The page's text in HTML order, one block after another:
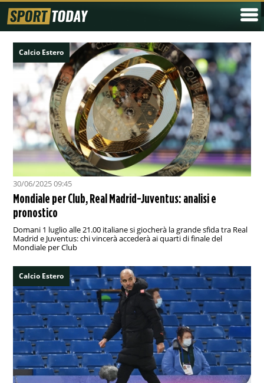
Calcio Estero
30/06/2025 09:45
Mondiale per Club, Real Madrid-Juventus: analisi e
pronostico
Domani 1 luglio alle 21.00 italiane si giocherà la grande sfida tra Real
Madrid e Juventus: chi vincerà accederà ai quarti di finale del
Mondiale per Club
Calcio Estero